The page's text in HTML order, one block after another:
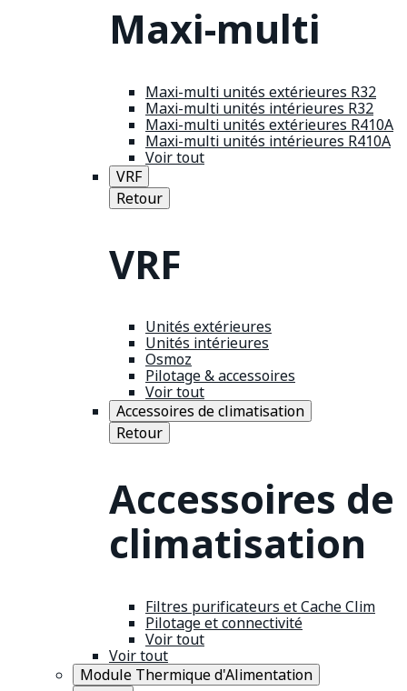
Maxi-multi
Maxi-multi unités extérieures R32
Maxi-multi unités intérieures R32
Maxi-multi unités extérieures R410A
Maxi-multi unités intérieures R410A
Voir tout
VRF
Retour
VRF
Unités extérieures
Unités intérieures
Osmoz
Pilotage & accessoires
Voir tout
Accessoires de climatisation
Retour
Accessoires de
climatisation
Filtres purificateurs et Cache Clim
Pilotage et connectivité
Voir tout
Voir tout
Module Thermique d'Alimentation